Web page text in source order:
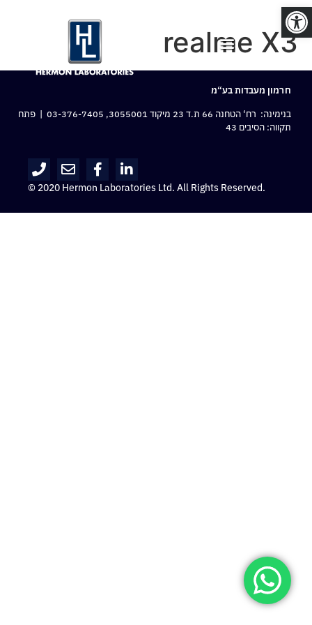
פתח סרגל נגישות
realme X3
חרמון מעבדות בע“מ
בנימינה: רח‘ הטחנה 66 ת.ד 23 מיקוד 3055001,
03-376-7405 | פתח
תקווה: הסיבים 43
© 2020 Hermon Laboratories Ltd. All Rights Reserved.